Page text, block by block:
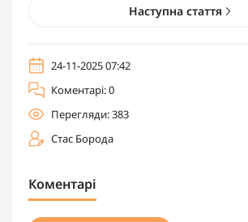
Наступна стаття
24-11-2025 07:42
Коментарі: 0
Перегляди: 383
Стас Борода
Коментарі